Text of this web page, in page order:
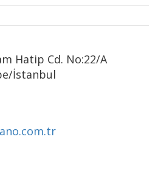
Hatip Cd. No:22/A
İstanbul